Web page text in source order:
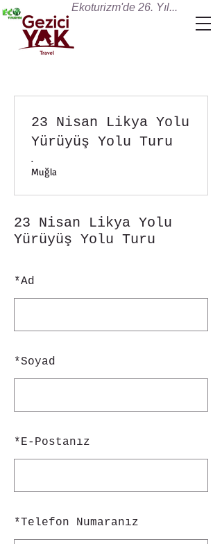
Ekoturizm'de 26. Yıl...
23 Nisan Likya Yolu
Yürüyüş Yolu Turu
*Ad
*Soyad
*E-Postanız
*Telefon Numaranız
23 Nisan Likya Yolu
Yürüyüş Yolu Turu
.
Muğla